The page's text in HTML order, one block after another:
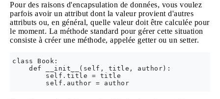
Pour des raisons d'encapsulation de données, vous voulez
parfois avoir un attribut dont la valeur provient d'autres
attributs ou, en général, quelle valeur doit être calculée pour
le moment. La méthode standard pour gérer cette situation
consiste à créer une méthode, appelée getter ou un setter.
class Book:
    def __init__(self, title, author):
        self.title = title